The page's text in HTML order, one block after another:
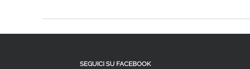
SEGUICI SU FACEBOOK